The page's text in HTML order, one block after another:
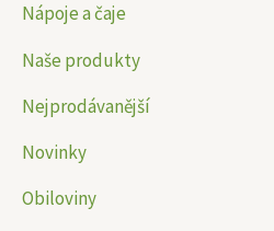
Nápoje a čaje
Naše produkty
Nejprodávanější
Novinky
Obiloviny